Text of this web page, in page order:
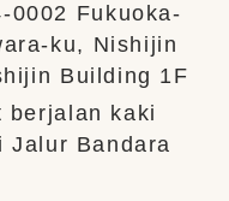
0002 Fukuoka-
ku, Nishijin
Building 1F
berjalan kaki
Bandara